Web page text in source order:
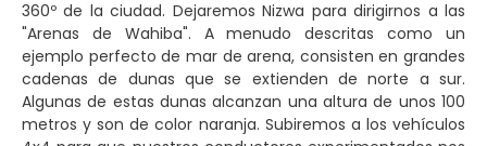
360º de la ciudad. Dejaremos Nizwa para dirigirnos a las
"Arenas de Wahiba". A menudo descritas como un
ejemplo perfecto de mar de arena, consisten en grandes
cadenas de dunas que se extienden de norte a sur.
Algunas de estas dunas alcanzan una altura de unos 100
metros y son de color naranja. Subiremos a los vehículos